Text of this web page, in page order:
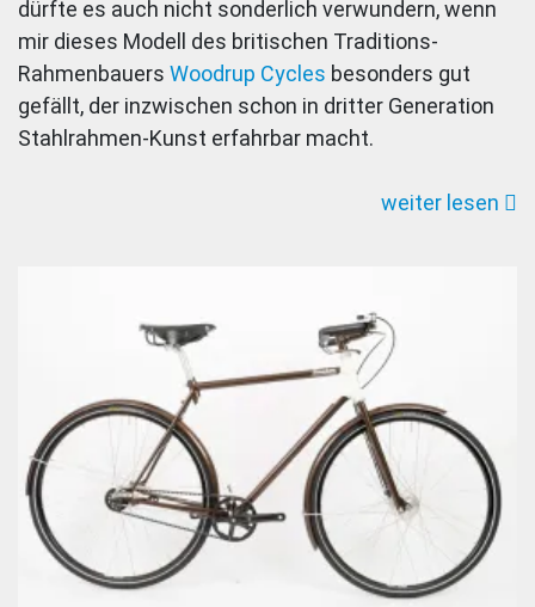
dürfte es auch nicht sonderlich verwundern, wenn
mir dieses Modell des britischen Traditions-
Rahmenbauers Woodrup Cycles besonders gut
gefällt, der inzwischen schon in dritter Generation
Stahlrahmen-Kunst erfahrbar macht.
weiter lesen